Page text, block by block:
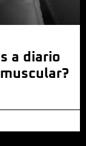
a diario